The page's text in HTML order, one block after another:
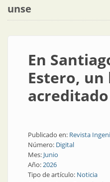
unse
En
Estero,
acreditado
Publicado en: Revista
Número: Digital
Mes: Junio
Año:2026
Tipo de artículo: Noticia